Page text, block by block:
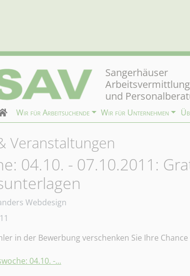
Sangerhäuser
Arbeitsvermittlung
und
Wir für Arbeitsuchende Wir für Unternehmen
Veranstaltungen
04.10. - 07.10.2011:
Webdesign
in der Bewerbung verschenken Sie Ihre Chance
04.10. -...